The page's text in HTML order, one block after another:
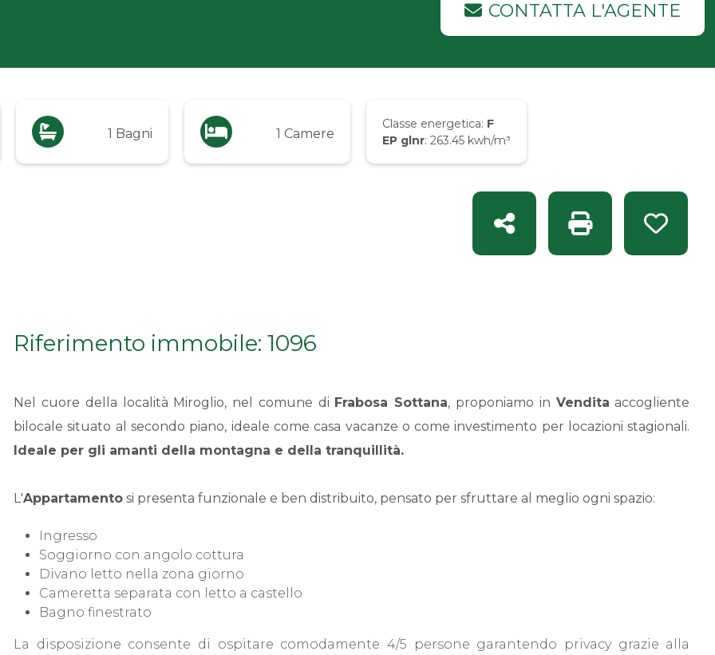
CONTATTA L'AGENTE
1 Bagni 1 Camere
Classe energetica: F
EP glnr: 263.45 kwh/m³
Stampa: Rif. 1096
Condividi
Riferimento immobile: 1096
Nel cuore della località Miroglio, nel comune di Frabosa Sottana, proponiamo in Vendita accogliente
bilocale situato al secondo piano, ideale come casa vacanze o come investimento per locazioni stagionali.
Ideale per gli amanti della montagna e della tranquillità.
L'Appartamento si presenta funzionale e ben distribuito, pensato per sfruttare al meglio ogni spazio:
Ingresso
Soggiorno con angolo cottura
Divano letto nella zona giorno
Cameretta separata con letto a castello
Bagno finestrato
La disposizione consente di ospitare comodamente 4/5 persone garantendo privacy grazie alla